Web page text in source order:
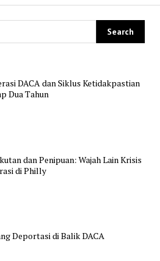
DACA dan Siklus Ketidakpastian
Dua Tahun
dan Penipuan: Wajah Lain Krisis
di Philly
Deportasi di Balik DACA